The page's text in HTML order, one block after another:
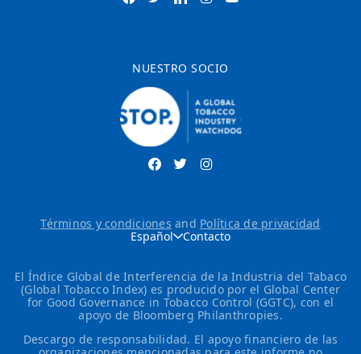
NUESTRO SOCIO
Términos y condiciones and Política de privacidad
Español
Contacto
El Índice Global de Interferencia de la Industria del Tabaco
(Global Tobacco Index) es producido por el Global Center
for Good Governance in Tobacco Control (GGTC), con el
apoyo de Bloomberg Philanthropies.
Descargo de responsabilidad. El apoyo financiero de las